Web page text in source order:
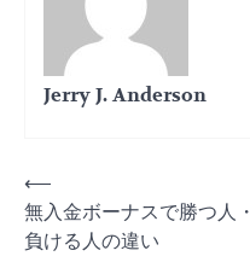
Jerry J. Anderson
Post
navigation
⟵
無入金ボーナスで勝つ人・
負ける人の違い